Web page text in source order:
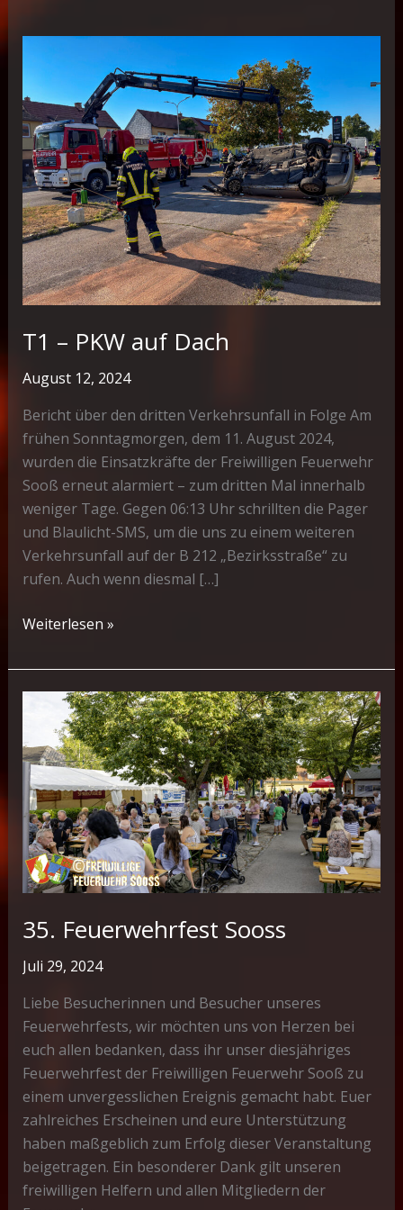
T1 – PKW auf Dach
August 12, 2024
Bericht über den dritten Verkehrsunfall in Folge Am
frühen Sonntagmorgen, dem 11. August 2024,
wurden die Einsatzkräfte der Freiwilligen Feuerwehr
Sooß erneut alarmiert – zum dritten Mal innerhalb
weniger Tage. Gegen 06:13 Uhr schrillten die Pager
und Blaulicht-SMS, um die uns zu einem weiteren
Verkehrsunfall auf der B 212 „Bezirksstraße“ zu
rufen. Auch wenn diesmal […]
T1
PKW
auf
Weiterlesen »
35. Feuerwehrfest Sooss
Juli 29, 2024
Liebe Besucherinnen und Besucher unseres
Feuerwehrfests, wir möchten uns von Herzen bei
euch allen bedanken, dass ihr unser diesjähriges
Feuerwehrfest der Freiwilligen Feuerwehr Sooß zu
einem unvergesslichen Ereignis gemacht habt. Euer
zahlreiches Erscheinen und eure Unterstützung
haben maßgeblich zum Erfolg dieser Veranstaltung
beigetragen. Ein besonderer Dank gilt unseren
freiwilligen Helfern und allen Mitgliedern der